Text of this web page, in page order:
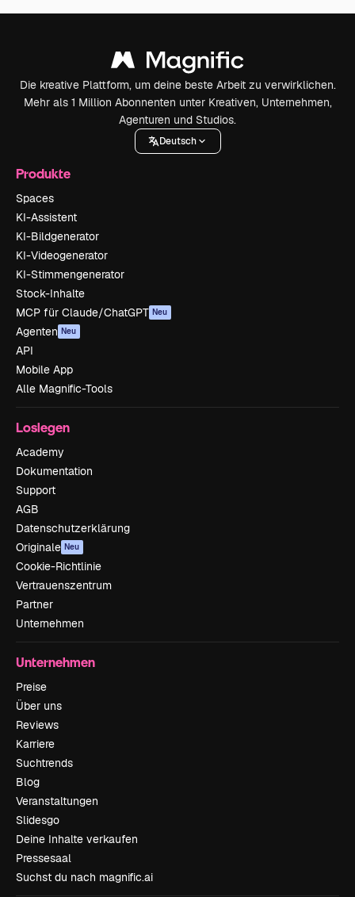
Die kreative Plattform, um deine beste Arbeit zu verwirklichen.
Mehr als 1 Million Abonnenten unter Kreativen, Unternehmen,
Agenturen und Studios.
Deutsch
Produkte
Spaces
KI-Assistent
KI-Bildgenerator
KI-Videogenerator
KI-Stimmengenerator
Stock-Inhalte
MCP für Claude/ChatGPT Neu
Agenten Neu
API
Mobile App
Alle Magnific-Tools
Loslegen
Academy
Dokumentation
Support
AGB
Datenschutzerklärung
Originale Neu
Cookie-Richtlinie
Vertrauenszentrum
Partner
Unternehmen
Unternehmen
Preise
Über uns
Reviews
Karriere
Suchtrends
Blog
Veranstaltungen
Slidesgo
Deine Inhalte verkaufen
Pressesaal
Suchst du nach magnific.ai